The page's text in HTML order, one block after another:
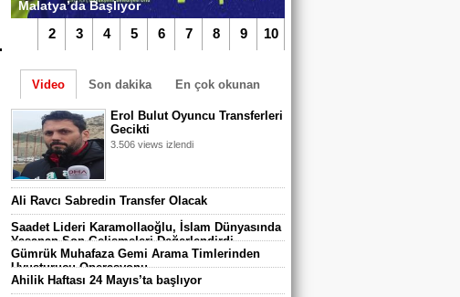
Malatya’da Başlıyor
Battalgazi Belediyespor’da Yeni Dönem
Başladı
2 3 4 5 6 7 8 9 10
Video Son dakika En çok okunan
Erol Bulut Oyuncu Transferleri
Gecikti
3.506 views izlendi
Ali Ravcı Sabredin Transfer Olacak
Saadet Lideri Karamollaoğlu, İslam Dünyasında
Yaşanan Son Gelişmeleri Değerlendirdi
Gümrük Muhafaza Gemi Arama Timlerinden
Uyuşturucu Operasyonu
Ahilik Haftası 24 Mayıs’ta başlıyor